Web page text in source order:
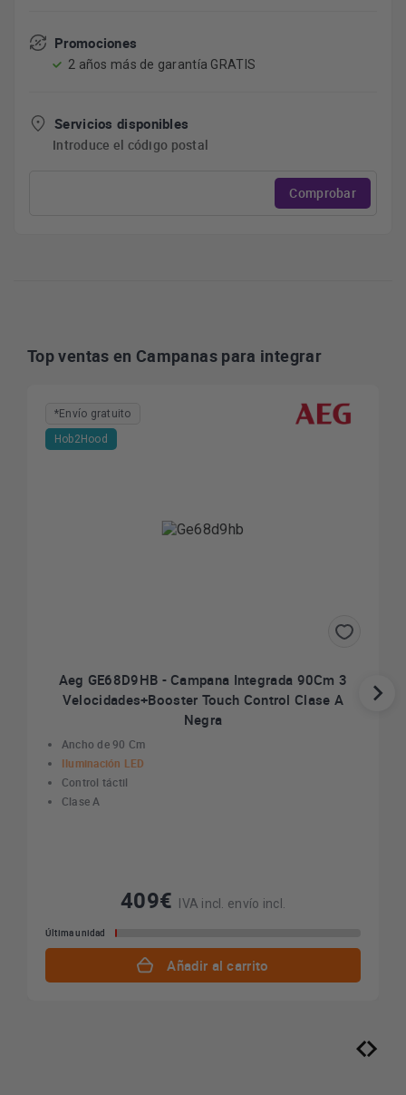
Promociones
2 años más de garantía GRATIS
Servicios disponibles
Introduce el código postal
Comprobar
Top ventas en Campanas para integrar
*Envío gratuito
Hob2Hood
Aeg GE68D9HB - Campana Integrada 90Cm 3
Velocidades+Booster Touch Control Clase A
Negra
Ancho de 90 Cm
Iluminación LED
Control táctil
Clase A
409€ IVA incl. envío incl.
Última unidad
Añadir al carrito